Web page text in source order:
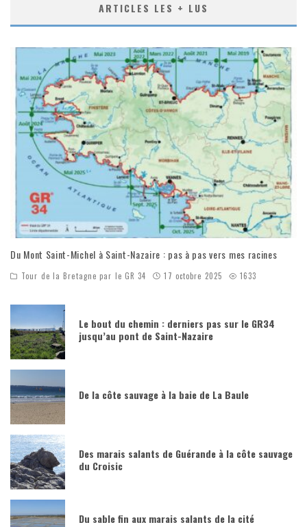
ARTICLES LES + LUS
Du Mont Saint-Michel à Saint-Nazaire : pas à pas vers mes racines
Tour de la Bretagne par le GR 34 17 octobre 2025 1633
Le bout du chemin : derniers pas sur le GR34
jusqu’au pont de Saint-Nazaire
De la côte sauvage à la baie de La Baule
Des marais salants de Guérande à la côte sauvage
du Croisic
Du sable fin aux marais salants de la cité